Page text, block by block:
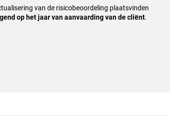
van de risicobeoordeling plaatsvinden
op het jaar van aanvaarding van de cliënt.